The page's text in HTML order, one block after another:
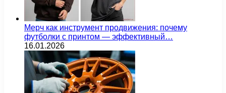
Мерч как инструмент продвижения: почему
футболки с принтом — эффективный…
16.01.2026